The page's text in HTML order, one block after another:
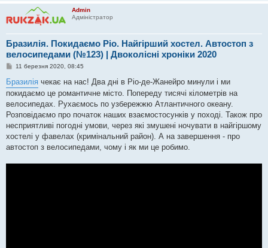
Admin
Адміністратор
Бразилія. Покидаємо Ріо. Найгірший хостел. Автостоп з
велосипедами (№123) | Двоколісні хроніки 2020
П
в
і
д
о
м
л
е
н
н
я
11 березня 2020, 08:45
Бразилія чекає на нас! Два дні в Ріо-де-Жанейро минули і ми
покидаємо це романтичне місто. Попереду тисячі кілометрів на
велосипедах. Рухаємось по узбережжю Атлантичного океану.
Розповідаємо про початок наших взаємостосунків у поході. Також про
несприятливі погодні умови, через які змушені ночувати в найгіршому
хостелі у фавелах (кримінальний район). А на завершення - про
автостоп з велосипедами, чому і як ми це робимо.